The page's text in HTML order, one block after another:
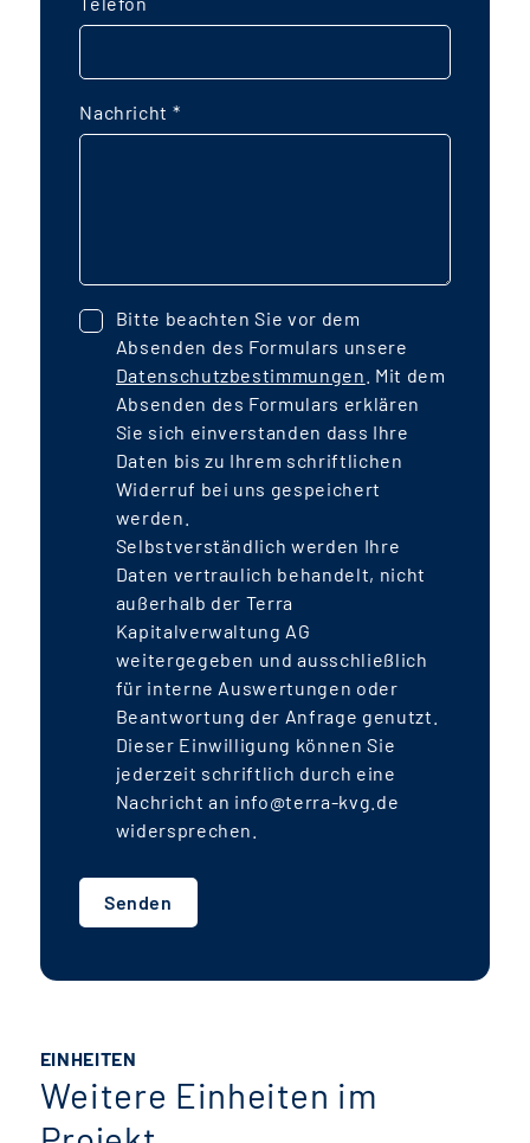
Nachricht *
Bitte beachten Sie vor dem
Absenden des Formulars unsere
Datenschutzbestimmungen . Mit dem
Absenden des Formulars erklären
Sie sich einverstanden dass Ihre
Daten bis zu Ihrem schriftlichen
Widerruf bei uns gespeichert
werden.
Selbstverständlich werden Ihre
Daten vertraulich behandelt, nicht
außerhalb der Terra
Kapitalverwaltung AG
weitergegeben und ausschließlich
für interne Auswertungen oder
Beantwortung der Anfrage genutzt.
Dieser Einwilligung können Sie
jederzeit schriftlich durch eine
Nachricht an info@terra-kvg.de
widersprechen.
Senden
EINHEITEN
Weitere Einheiten im